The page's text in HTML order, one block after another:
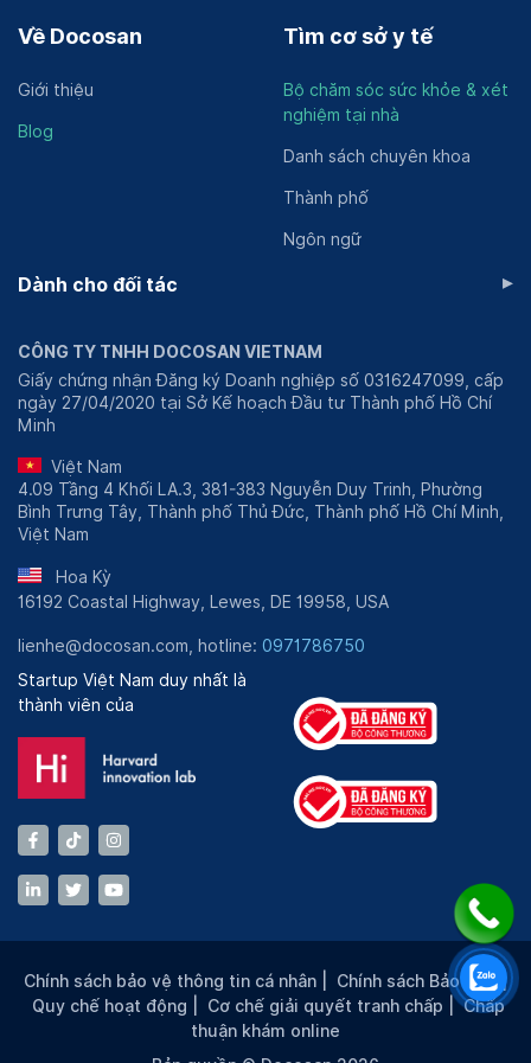
Về Docosan
Giới thiệu
Blog
Tìm cơ sở y tế
Bộ chăm sóc sức khỏe & xét
nghiệm tại nhà
Danh sách chuyên khoa
Thành phố
Ngôn ngữ
Dành cho đối tác ▸
CÔNG TY TNHH DOCOSAN VIETNAM
Giấy chứng nhận Đăng ký Doanh nghiệp số 0316247099, cấp
ngày 27/04/2020 tại Sở Kế hoạch Đầu tư Thành phố Hồ Chí
Minh
Việt Nam
4.09 Tầng 4 Khối LA.3, 381-383 Nguyễn Duy Trinh, Phường
Bình Trưng Tây, Thành phố Thủ Đức, Thành phố Hồ Chí Minh,
Việt Nam
Hoa Kỳ
16192 Coastal Highway, Lewes, DE 19958, USA
lienhe@docosan.com, hotline: 0971786750
Startup Việt Nam duy nhất là
thành viên của
Chính sách bảo vệ thông tin cá nhân Chính sách Bảo mật |
Quy chế hoạt động
Cơ chế giải quyết tranh chấp |Chấp
thuận khám online